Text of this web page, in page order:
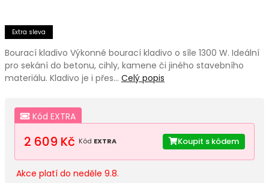
Extra sleva
Bourací kladivo Výkonné bourací kladivo o síle 1300 W. Ideální
pro sekání do betonu, cihly, kamene či jiného stavebního
materiálu. Kladivo je i přes… Celý popis
Kód EXTRA
2 609 Kč Kód EXTRA Koupit s kódem
Akce platí do neděle 9.8.